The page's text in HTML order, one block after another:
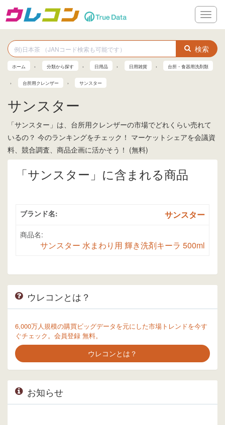
メ
ニ
ー
検索
ホーム 分類から探す 日用品 日用雑貨 台所・食器用洗剤類
台所用クレンザー サンスター
サンスター
「サンスター」は、台所用クレンザーの市場でどれくらい売れて
いるの？ 今のランキングをチェック！ マーケットシェアを会議資
料、競合調査、商品企画に活かそう！ (無料)
「サンスター」に含まれる商品
ブランド名: サンスター
商品名:
サンスター 水まわり用 輝き洗剤キーラ 500ml
ウレコンとは？
6,000万人規模の購買ビッグデータを元にした市場トレンドを今す
ぐチェック。会員登録 無料。
ウレコンとは？
お知らせ